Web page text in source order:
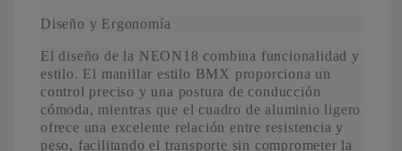
Diseño y Ergonomía
El diseño de la NEON18 combina funcionalidad y
estilo. El manillar estilo BMX proporciona un
control preciso y una postura de conducción
cómoda, mientras que el cuadro de aluminio ligero
ofrece una excelente relación entre resistencia y
peso, facilitando el transporte sin comprometer la